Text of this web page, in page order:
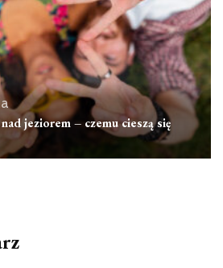
jeziorem – czemu cieszą się